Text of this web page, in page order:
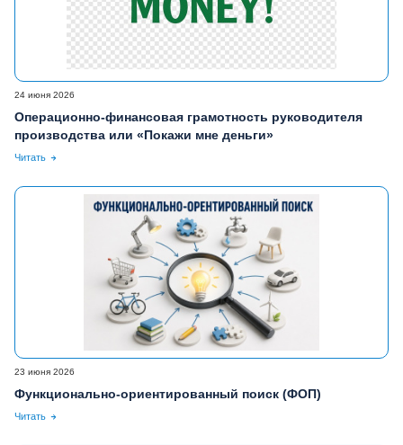
24 июня 2026
Операционно-финансовая грамотность руководителя
производства или «Покажи мне деньги»
Читать
23 июня 2026
Функционально-ориентированный поиск (ФОП)
Читать